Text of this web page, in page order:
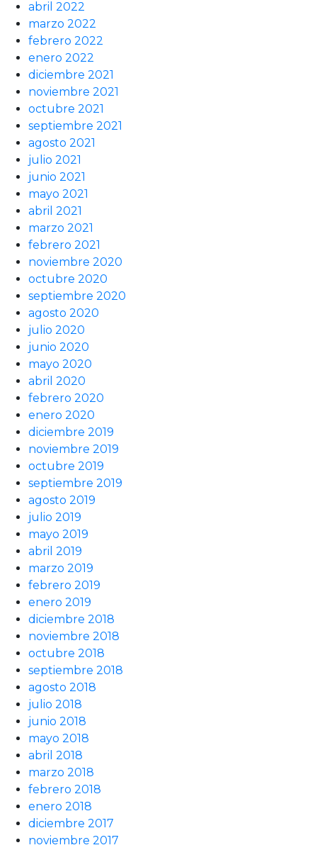
abril 2022
marzo 2022
febrero 2022
enero 2022
diciembre 2021
noviembre 2021
octubre 2021
septiembre 2021
agosto 2021
julio 2021
junio 2021
mayo 2021
abril 2021
marzo 2021
febrero 2021
noviembre 2020
octubre 2020
septiembre 2020
agosto 2020
julio 2020
junio 2020
mayo 2020
abril 2020
febrero 2020
enero 2020
diciembre 2019
noviembre 2019
octubre 2019
septiembre 2019
agosto 2019
julio 2019
mayo 2019
abril 2019
marzo 2019
febrero 2019
enero 2019
diciembre 2018
noviembre 2018
octubre 2018
septiembre 2018
agosto 2018
julio 2018
junio 2018
mayo 2018
abril 2018
marzo 2018
febrero 2018
enero 2018
diciembre 2017
noviembre 2017